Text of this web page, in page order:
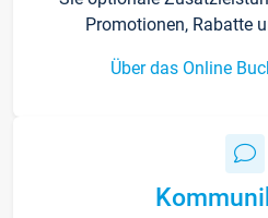
Promotionen, Rabatte
Über das Online